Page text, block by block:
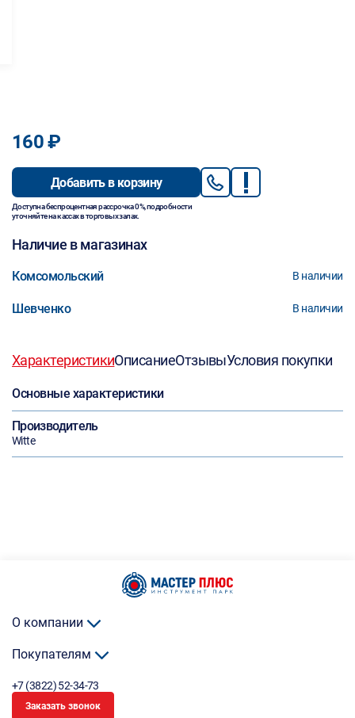
160 ₽
Добавить в корзину
Доступна беспроцентная рассрочка 0%, подробности
уточняйте на кассах в торговых залах.
Наличие в магазинах
Комсомольский В наличии
Шевченко В наличии
ХарактеристикиОписаниеОтзывыУсловия покупки
Основные характеристики
Производитель
Witte
О компании
Покупателям
+7 (3822) 52-34-73
Заказать звонок